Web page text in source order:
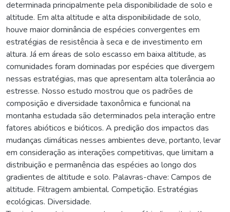
determinada principalmente pela disponibilidade de solo e
altitude. Em alta altitude e alta disponibilidade de solo,
houve maior dominância de espécies convergentes em
estratégias de resistência à seca e de investimento em
altura. Já em áreas de solo escasso em baixa altitude, as
comunidades foram dominadas por espécies que divergem
nessas estratégias, mas que apresentam alta tolerância ao
estresse. Nosso estudo mostrou que os padrões de
composição e diversidade taxonômica e funcional na
montanha estudada são determinados pela interação entre
fatores abióticos e bióticos. A predição dos impactos das
mudanças climáticas nesses ambientes deve, portanto, levar
em consideração as interações competitivas, que limitam a
distribuição e permanência das espécies ao longo dos
gradientes de altitude e solo. Palavras-chave: Campos de
altitude. Filtragem ambiental. Competição. Estratégias
ecológicas. Diversidade.